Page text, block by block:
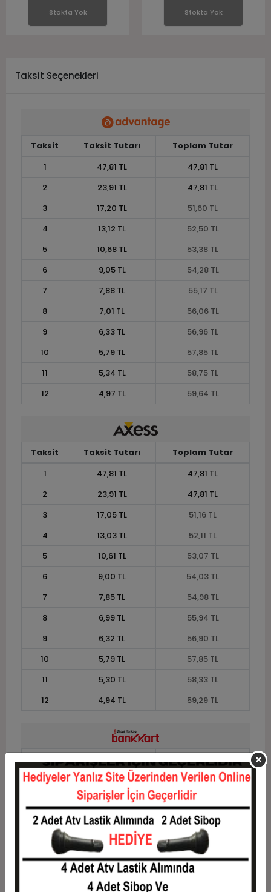
Stokta Yok Stokta Yok
Taksit Seçenekleri
Taksit Taksit Tutarı
Toplam Tutar
1
47,81 TL
47,81 TL
2
23,91 TL
47,81 TL
3
17,20 TL
51,60 TL
4
13,12 TL
52,50 TL
5
10,68 TL
53,38 TL
6
9,05 TL
54,28 TL
7
7,88 TL
55,17 TL
8
7,01 TL
56,06 TL
9
6,33 TL
56,96 TL
10
5,79 TL
57,85 TL
11
5,34 TL
58,75 TL
12
4,97 TL 59,64 TL
Taksit Taksit Tutarı
Toplam Tutar
1
47,81 TL
47,81 TL
2
23,91 TL
47,81 TL
3
17,05 TL
51,16 TL
4
13,03 TL
52,11 TL
5
10,61 TL
53,07 TL
6
9,00 TL
54,03 TL
7
7,85 TL
54,98 TL
8
6,99 TL
55,94 TL
9
6,32 TL
56,90 TL
10
5,79 TL
57,85 TL
11
5,30 TL
58,33 TL
12
4,94 TL 59,29 TL
1
47,81 TL
47,81 TL
23,91 TL
47,81 TL
3
17,05 TL
51,16 TL
13,03 TL
52,11 TL
5
10,61 TL
53,07 TL
9,00 TL